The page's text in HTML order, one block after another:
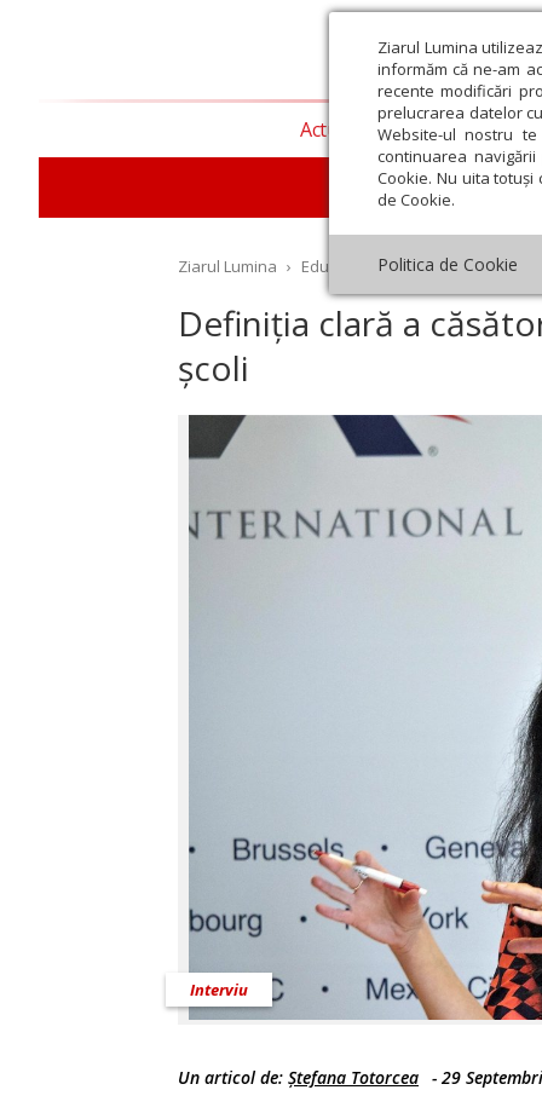
Ziarul Lumina
informăm că ne-am
recente modificări
prelucrarea datelor
Website-ul nostru
continuarea
Cookie. Nu uita
de Cookie.
Politica de Cookie
Actualitate religioasă
Ziarul Lumina › Educaţie și Cultură › Interviu
Definiția clară a
școli
Interviu
Un articol de: Ștefana Totorcea - 29
Octombrie